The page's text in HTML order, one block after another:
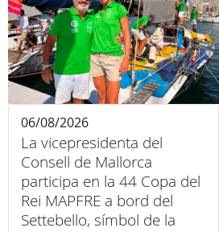
La vicepresidenta del
Consell de Mallorca
participa en la 44 Copa del
Rei MAPFRE a bord del
Settebello, símbol de la
06/08/2026